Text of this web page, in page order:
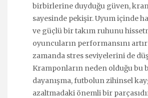
birbirlerine duyduğu güven,
sayesinde pekişir. Uyum içinde
ve güçlü bir takım ruhunu
oyuncuların performansını
zamanda stres seviyelerini de
Kramponların neden olduğu bu
dayanışma, futbolun zihinsel
azaltmadaki önemli bir